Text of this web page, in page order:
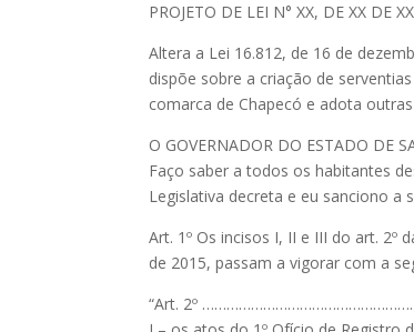
PROJETO DE LEI N° XX, DE XX DE
Altera a Lei 16.812, de 16 de
dispõe sobre a criação de
comarca de Chapecó e adota
O GOVERNADOR DO ESTADO DE
Faço saber a todos os habitantes
Legislativa decreta e eu sanciono a
Art. 1º Os incisos I, II e III do art. 2º
de 2015, passam a vigorar com a
“Art. 2º